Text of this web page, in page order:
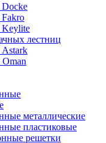
Keylite
лестниц
металлические
пластиковые
решетки